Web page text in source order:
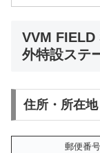
VVM FIELD
外特設ステ
住所・所在地
郵便番号